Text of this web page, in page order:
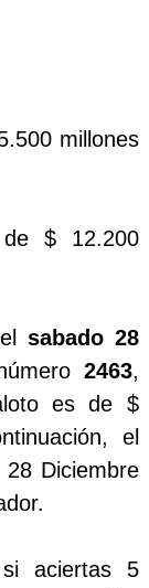
millones
$ 12.200
sabado 28
2463,
es de $
el
Diciembre
aciertas 5